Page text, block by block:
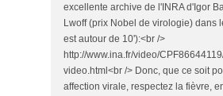
excellente archive de l'INRA d'Igor
Lwoff (prix Nobel de virologie) dans
est autour de 10'):<br />
http://www.ina.fr/video/
video.html<br /> Donc, que ce soit
affection virale, respectez la fièvre,